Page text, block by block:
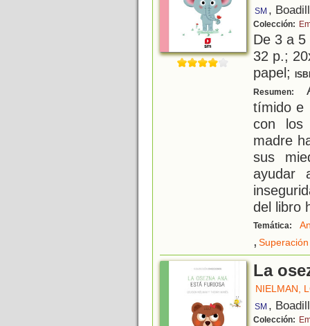
SM ,
Colección:
De 3 a
32 p.;
papel;
Resumen:
tímido e
con los
madre
sus
ayudar
del libro
Temática:
, Superación
La
NIELMAN,
SM ,
Colección: